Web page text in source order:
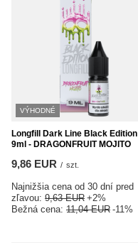
VÝHODNÉ
Longfill Dark Line Black Edition
9ml - DRAGONFRUIT MOJITO
9,86 EUR / szt.
Najnižšia cena od 30 dní pred
zľavou: 9,63 EUR +2%
Bežná cena: 11,04 EUR -11%